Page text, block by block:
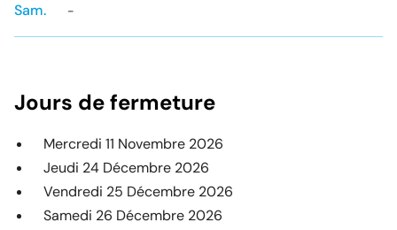
Sam. -
Jours de fermeture
Mercredi 11 Novembre 2026
Jeudi 24 Décembre 2026
Vendredi 25 Décembre 2026
Samedi 26 Décembre 2026